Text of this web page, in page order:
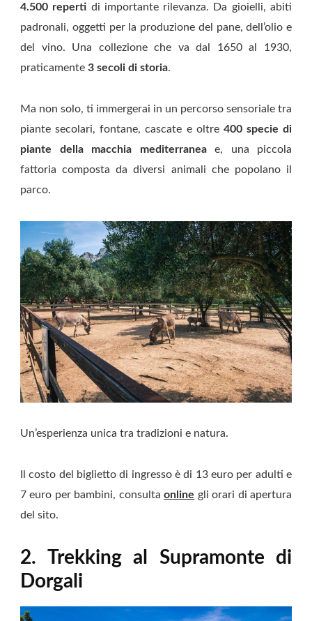
4.500 reperti di importante rilevanza. Da gioielli, abiti
padronali, oggetti per la produzione del pane, dell’olio e
del vino. Una collezione che va dal 1650 al 1930,
praticamente 3 secoli di storia.
Ma non solo, ti immergerai in un percorso sensoriale tra
piante secolari, fontane, cascate e oltre 400 specie di
piante della macchia mediterraneae, una piccola
fattoria composta da diversi animali che popolano il
parco.
Un’esperienza unica tra tradizioni e natura.
Il costo del biglietto di ingresso è di 13 euro per adulti e
7 euro per bambini, consultaonline gli orari di apertura
del sito.
2. Trekking al Supramonte di
Dorgali